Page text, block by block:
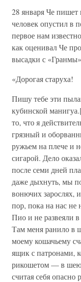
28 января Че
человек опустил в
первое нам
как оценивал Че
высадки с
«Дорогая старуха!
Пишу тебе эти
кубинской
то, что я
грязный и
ружьем на плече и
сигарой. Дело
после семи дней
даже дыхнуть, мы
вонючих зарослях,
пор, пока на нас не
Пио и не развеяли
Там меня ранило в
моему кошачьему
ящик с патронами,
рикошетом — в
считая себя